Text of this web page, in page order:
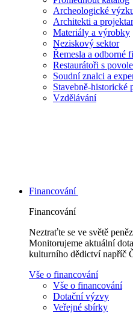
Archeologické
Architekti a
Materiály a výrobky
Neziskový sektor
Řemesla a odborné
Restaurátoři s
Soudní znalci a
Stavebně-historické
Vzdělávání
Financování
Financování
Neztraťte se ve světě
Monitorujeme aktuální
kulturního dědictví napříč
Vše o financování
Vše o financování
Dotační výzvy
Veřejné sbírky